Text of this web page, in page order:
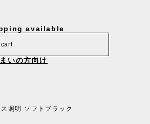
available
いの方向け
照明 ソフトブラック